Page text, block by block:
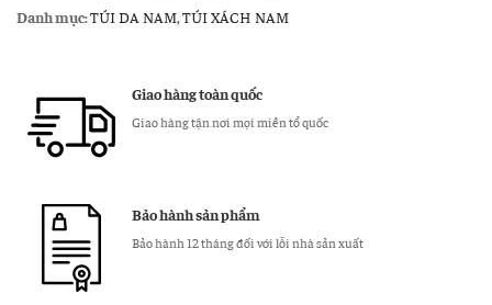
Nam
Cao
Cấp
Danh mục:TÚI DA NAM,TÚI XÁCH NAM
Giao hàng toàn quốc
Giao hàng tận nơi mọi miền tổ quốc
Bảo hành sản phẩm
Bảo hành 12 tháng đối với lỗi nhà sản xuất